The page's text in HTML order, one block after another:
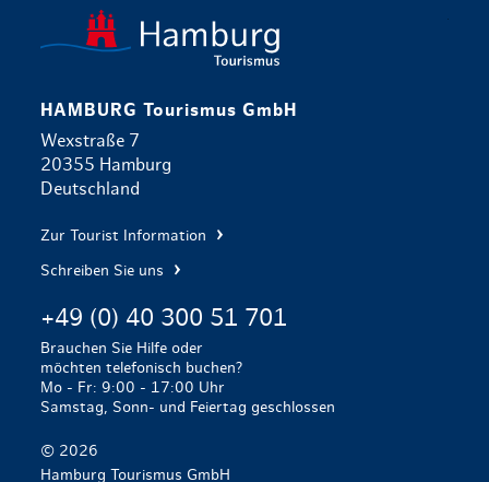
HAMBURG Tourismus GmbH
Wexstraße 7
20355 Hamburg
Deutschland
Zur Tourist Information
Schreiben Sie uns
+49 (0) 40 300 51 701
Brauchen Sie Hilfe oder
möchten telefonisch buchen?
Mo - Fr: 9:00 - 17:00 Uhr
Samstag, Sonn- und Feiertag geschlossen
© 2026
Hamburg Tourismus GmbH